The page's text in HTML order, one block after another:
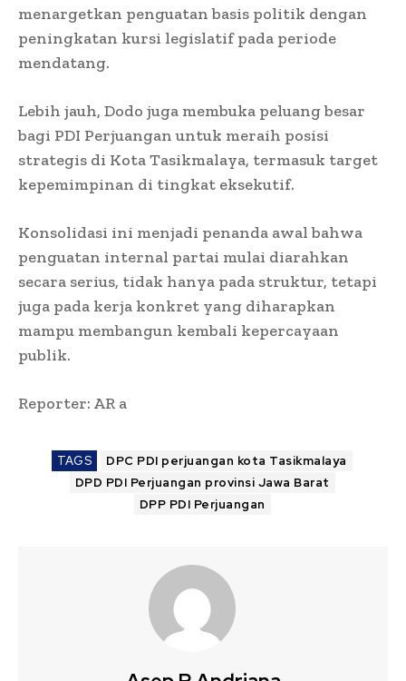
menargetkan penguatan basis politik dengan
peningkatan kursi legislatif pada periode
mendatang.
Lebih jauh, Dodo juga membuka peluang besar
bagi PDI Perjuangan untuk meraih posisi
strategis di Kota Tasikmalaya, termasuk target
kepemimpinan di tingkat eksekutif.
Konsolidasi ini menjadi penanda awal bahwa
penguatan internal partai mulai diarahkan
secara serius, tidak hanya pada struktur, tetapi
juga pada kerja konkret yang diharapkan
mampu membangun kembali kepercayaan
publik.
Reporter: AR a
TAGS
DPC PDI perjuangan kota Tasikmalaya
DPD PDI Perjuangan provinsi Jawa Barat
DPP PDI Perjuangan